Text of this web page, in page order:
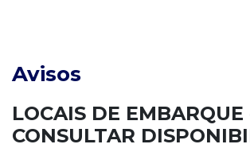
Avisos
LOCAIS DE EMBARQUE
CONSULTAR